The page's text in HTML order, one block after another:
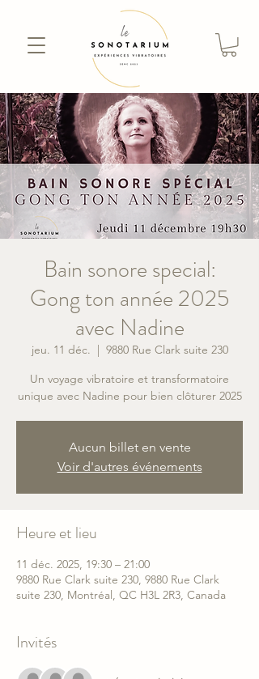
Bain sonore special:
Gong ton année 2025
avec Nadine
jeu. 11 déc.
  |
9880 Rue Clark suite 230
Un voyage vibratoire et transformatoire
unique avec Nadine pour bien clôturer 2025
Aucun billet en vente
Voir d'autres événements
Heure et lieu
11 déc. 2025, 19:30 – 21:00
9880 Rue Clark suite 230, 9880 Rue Clark
suite 230, Montréal, QC H3L 2R3, Canada
Invités